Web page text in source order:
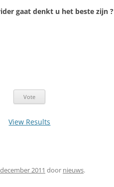
gaat denkt u het beste zijn ?
View Results
2011 door nieuws.